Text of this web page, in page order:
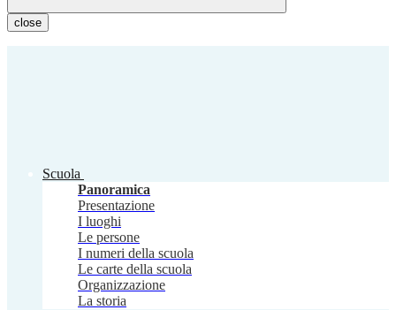
close
Scuola
Panoramica
Presentazione
I luoghi
Le persone
I numeri della scuola
Le carte della scuola
Organizzazione
La storia